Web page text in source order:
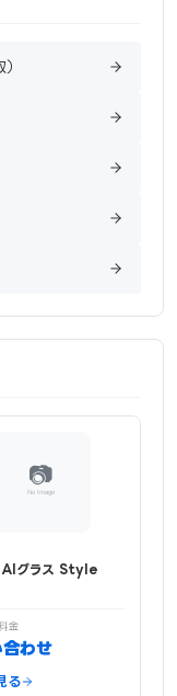
グラス Style
金
合わせ
る